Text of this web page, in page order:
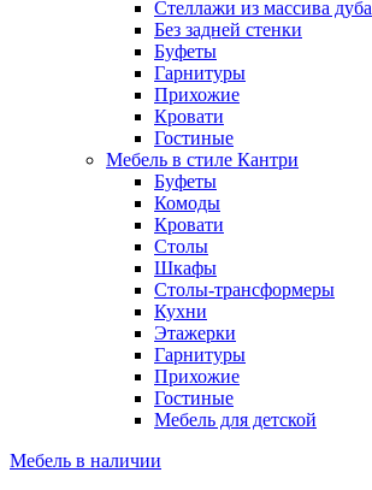
Стеллажи из массива дуба
Без задней стенки
Буфеты
Гарнитуры
Прихожие
Кровати
Гостиные
Мебель в стиле Кантри
Буфеты
Комоды
Кровати
Столы
Шкафы
Столы-трансформеры
Кухни
Этажерки
Гарнитуры
Прихожие
Гостиные
Мебель для детской
Мебель в наличии